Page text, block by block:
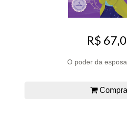
R$
O poder da